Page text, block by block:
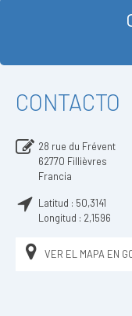
CONTACTO
28 rue du Frévent
62770 Fillièvres
Francia
Latitud : 50,3141
Longitud : 2,1596
VER EL MAPA EN